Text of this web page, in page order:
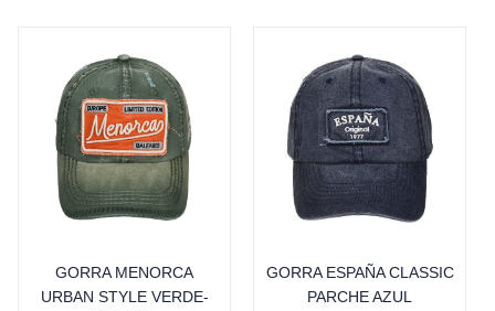
GORRA MENORCA
URBAN STYLE VERDE-
GORRA ESPAÑA CLASSIC
PARCHE AZUL